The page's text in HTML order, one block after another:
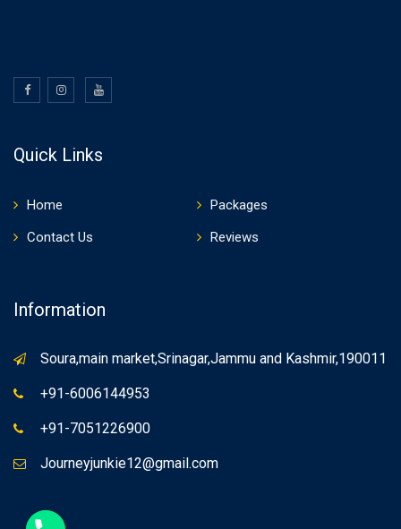
Quick Links
Home
Packages
Contact Us
Reviews
Information
Soura,main market,Srinagar,Jammu and Kashmir,190011
+91-6006144953
+91-7051226900
Journeyjunkie12@gmail.com